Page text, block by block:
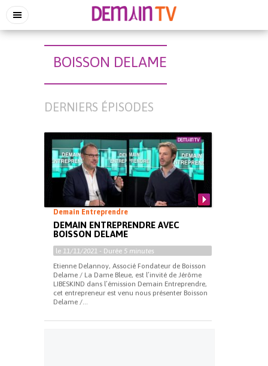
BOISSON DELAME
DERNIERS ÉPISODES
Demain Entreprendre
DEMAIN ENTREPRENDRE AVEC
BOISSON DELAME
le 11/11/2021 - Durée 5 minutes
Etienne Delannoy, Associé Fondateur de Boisson
Delame / La Dame Bleue, est l’invité de Jérôme
LIBESKIND dans l’émission Demain Entreprendre,
cet entrepreneur est venu nous présenter Boisson
Delame /...